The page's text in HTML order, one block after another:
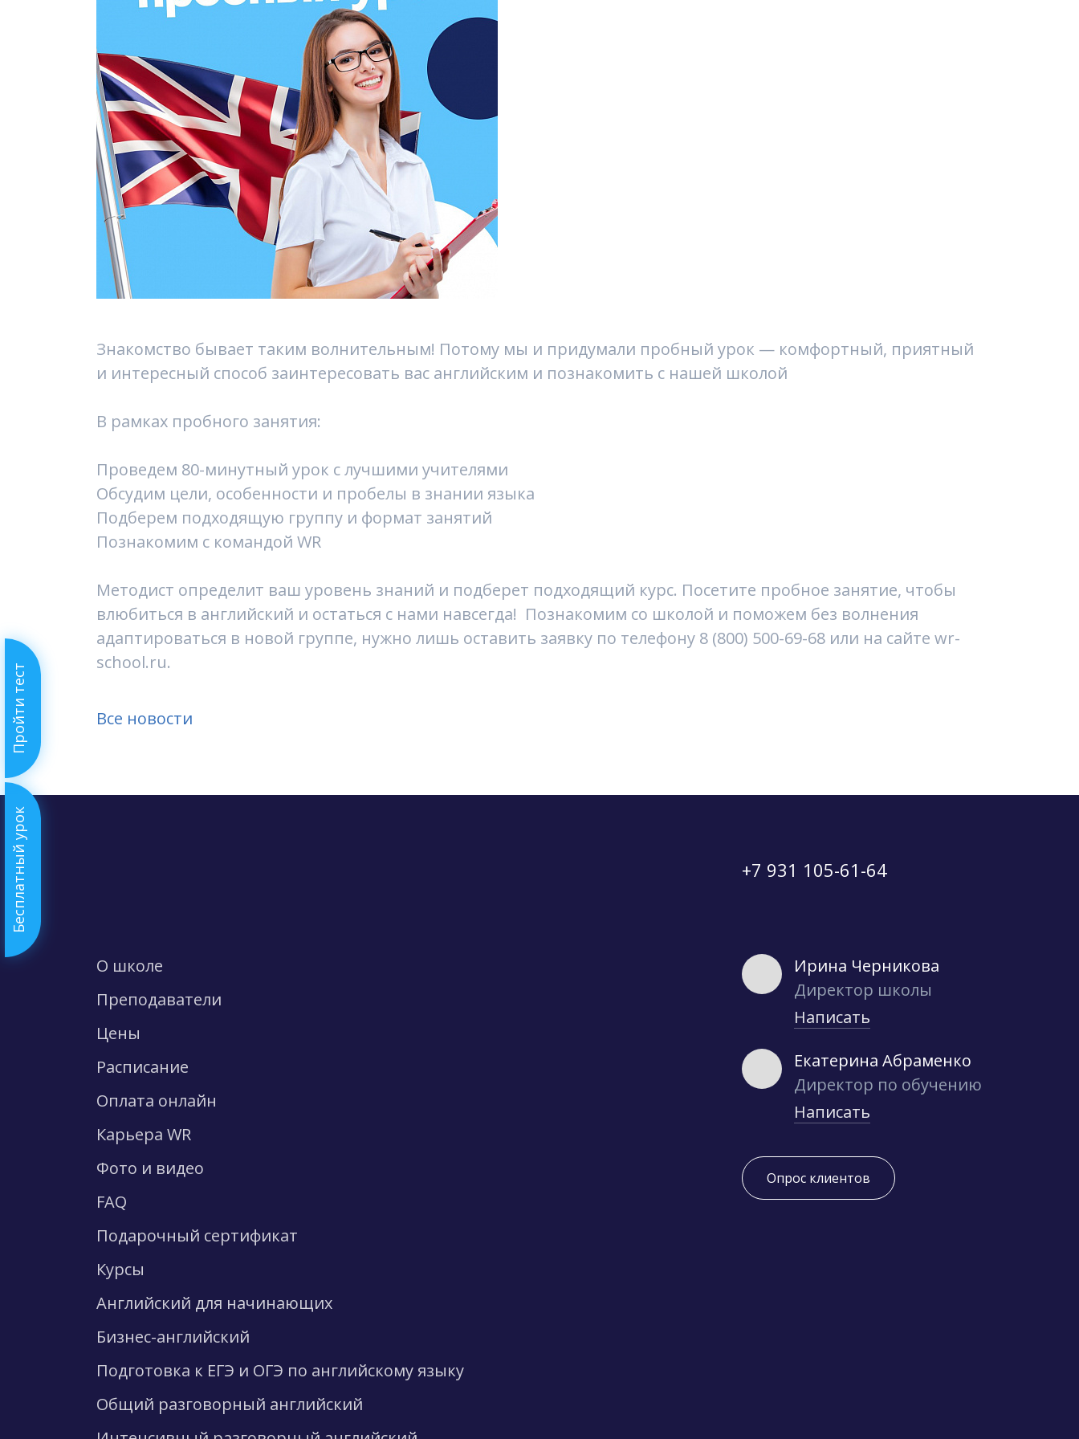
Бесплатный урок
Пройти тест
Знакомство бывает таким волнительным! Потому мы и придумали пробный урок — комфортный, приятный
и интересный способ заинтересовать вас английским и познакомить с нашей школой
В рамках пробного занятия:
Проведем 80-минутный урок с лучшими учителями
Обсудим цели, особенности и пробелы в знании языка
Подберем подходящую группу и формат занятий
Познакомим с командой WR
Методист определит ваш уровень знаний и подберет подходящий курс. Посетите пробное занятие, чтобы
влюбиться в английский и остаться с нами навсегда! Познакомим со школой и поможем без волнения
адаптироваться в новой группе, нужно лишь оставить заявку по телефону 8 (800) 500-69-68 или на сайте wr-
school.ru.
Все новости
+7 931 105-61-64
О школе
Преподаватели
Цены
Расписание
Оплата онлайн
Карьера WR
Фото и видео
FAQ
Подарочный сертификат
Курсы
Английский для начинающих
Бизнес-английский
Подготовка к ЕГЭ и ОГЭ по английскому языку
Общий разговорный английский
Ирина Черникова
Директор школы
Написать
Екатерина Абраменко
Директор по обучению
Написать
Опрос клиентов